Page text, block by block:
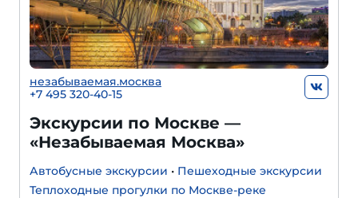
незабываемая.москва
+7 495 320-40-15
Экскурсии по Москве —
«Незабываемая Москва»
Автобусные экскурсии • Пешеходные экскурсии
Теплоходные прогулки по Москве-реке